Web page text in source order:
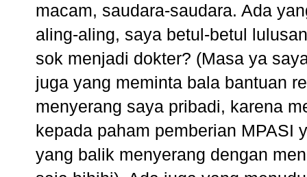
macam, saudara-saudara. Ada
aling-aling, saya betul-betul
sok menjadi dokter? (Masa ya
juga yang meminta bala bantuan
menyerang saya pribadi, karena
kepada paham pemberian MPASI
yang balik menyerang dengan